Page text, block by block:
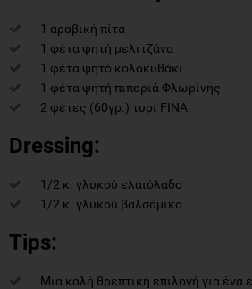
1 αραβική πίτα
1 φέτα ψητή μελιτζάνα
1 φέτα ψητό κολοκυθάκι
1 φέτα ψητή πιπεριά Φλωρίνης
2 φέτες (60γρ.) τυρί FINA
Dressing:
1/2 κ. γλυκού ελαιόλαδο
1/2 κ. γλυκού βαλσάμικο
Tips:
Μια καλή θρεπτική επιλογή για ένα